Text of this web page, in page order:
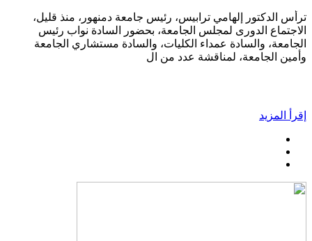
ترأس الدكتور إلهامي ترابيس، رئيس جامعة دمنهور، منذ قليل،
الاجتماع الدورى لمجلس الجامعة، بحضور السادة نواب رئيس
الجامعة، والسادة عمداء الكليات، والسادة مستشاري الجامعة
وأمين الجامعة، لمناقشة عدد من ال
إقرأ المزيد